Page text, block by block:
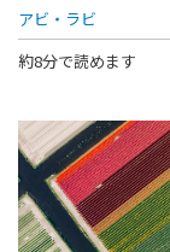
アビ・ラビ
約8分で読めます